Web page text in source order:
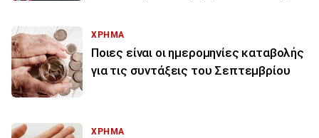
ΧΡΗΜΑ
Ποιες είναι οι ημερομηνίες καταβολής
για τις συντάξεις του Σεπτεμβρίου
ΧΡΗΜΑ